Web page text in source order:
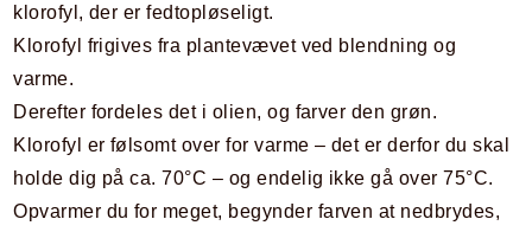
klorofyl, der er fedtopløseligt.
Klorofyl frigives fra plantevævet ved blendning og
varme.
Derefter fordeles det i olien, og farver den grøn.
Klorofyl er følsomt over for varme – det er derfor du skal
holde dig på ca. 70°C – og endelig ikke gå over 75°C.
Opvarmer du for meget, begynder farven at nedbrydes,